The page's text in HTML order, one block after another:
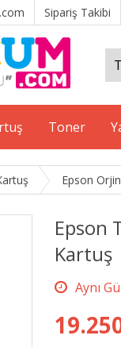
Sipariş Takibi
Toner
Epson
Epson
Kartuş